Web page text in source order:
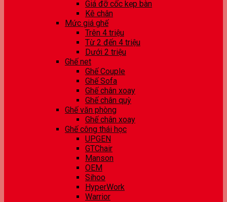
Giá đỡ cốc kẹp bàn
Kê chân
Mức giá ghế
Trên 4 triệu
Từ 2 đến 4 triệu
Dưới 2 triệu
Ghế net
Ghế Couple
Ghế Sofa
Ghế chân xoay
Ghế chân quỳ
Ghế văn phòng
Ghế chân xoay
Ghế công thái học
UPGEN
GTChair
Manson
OEM
Sihoo
HyperWork
Warrior